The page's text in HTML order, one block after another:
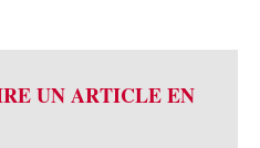
UN ARTICLE EN